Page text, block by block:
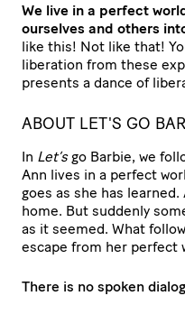
We live in a perfect
ourselves and others
like this! Not like that!
liberation from these
presents a dance of
ABOUT LET'S GO
In Let’sgo Barbie, we
Ann lives in a perfect
goes as she has
home. But suddenly
as it seemed. What
escape from her perfect
There is no spoken